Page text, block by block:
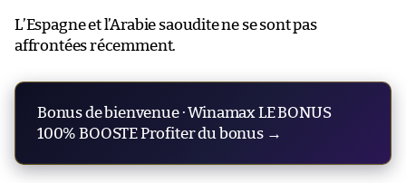
L’Espagne et l’Arabie saoudite ne se sont pas
affrontées récemment.
Bonus de bienvenue · Winamax LE BONUS
100% BOOSTE Profiter du bonus →